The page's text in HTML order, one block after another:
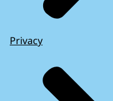
Privacy